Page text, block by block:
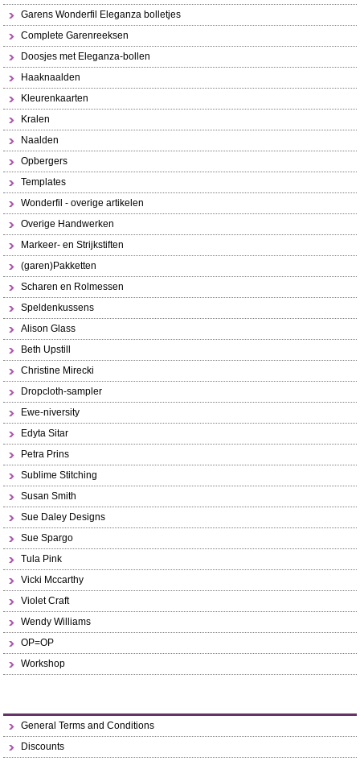
Garens Wonderfil Eleganza bolletjes
Complete Garenreeksen
Doosjes met Eleganza-bollen
Haaknaalden
Kleurenkaarten
Kralen
Naalden
Opbergers
Templates
Wonderfil - overige artikelen
Overige Handwerken
Markeer- en Strijkstiften
(garen)Pakketten
Scharen en Rolmessen
Speldenkussens
Alison Glass
Beth Upstill
Christine Mirecki
Dropcloth-sampler
Ewe-niversity
Edyta Sitar
Petra Prins
Sublime Stitching
Susan Smith
Sue Daley Designs
Sue Spargo
Tula Pink
Vicki Mccarthy
Violet Craft
Wendy Williams
OP=OP
Workshop
General Terms and Conditions
Discounts